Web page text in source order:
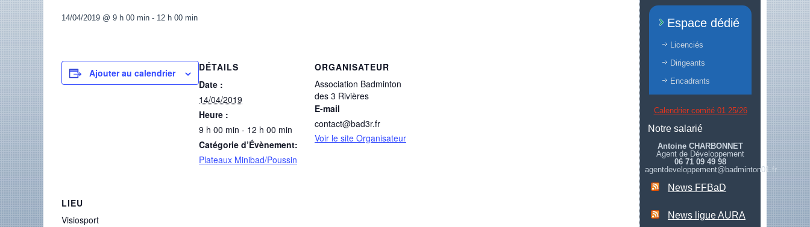
14/04/2019 @ 9 h 00 min - 12 h 00 min
Ajouter au calendrier
DÉTAILS
Date :
14/04/2019
Heure :
9 h 00 min - 12 h 00 min
Catégorie d’Évènement:
Plateaux Minibad/Poussin
ORGANISATEUR
Association Badminton
des 3 Rivières
E-mail
contact@bad3r.fr
Voir le site Organisateur
LIEU
Visiosport
Espace dédié
Licenciés
Dirigeants
Encadrants
Calendrier comité 01 25/26
Notre salarié
Antoine CHARBONNET
Agent de Développement
06 71 09 49 98
agentdeveloppement@badminton01.fr
News FFBaD
News ligue AURA